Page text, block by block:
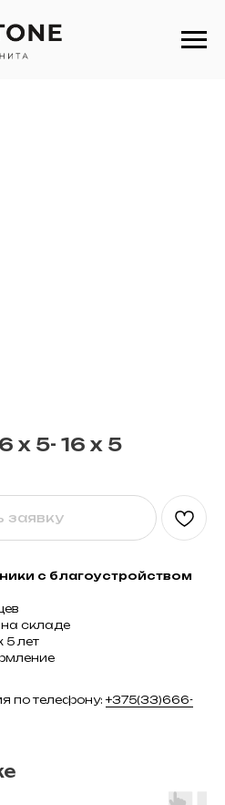
5- 16 х 5
заявку
с благоустройством
складе
5 лет
по телефону: +375(33)666-